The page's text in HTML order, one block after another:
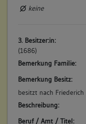
keine
3. Besitzer:in:
(1686)
Bemerkung Familie:
Bemerkung Besitz:
besitzt nach Friederich
Beschreibung:
Beruf / Amt / Titel: